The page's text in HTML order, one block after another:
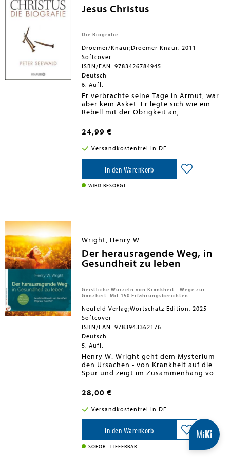
vorgetragen
Jesus Christus
Die Biografie
Droemer/Knaur;Droemer Knaur, 2011
Softcover
ISBN/EAN: 9783426784945
Deutsch
6. Aufl.
Er verbrachte seine Tage in Armut, war
aber kein Asket. Er legte sich wie ein
Rebell mit der Obrigkeit an,
weltliche Macht. Er besaß Wunderkräfte
und schien doch am Ende nicht einmal
in der Lage, der Folter zu entgehen.
Was fasziniert die Menschen bis heute
an Jesus Christus? Mit dieser Frage
begibt sich Bestsellerautor Peter
Seewald auf Spurensuche in Israel und
Palästina. Er spricht mit den Menschen
heutigen Weltbevölkerung glaubt, er sei
Mensch und Gott zugleich."Ein großes
Buch über Jesus Christus." Papst
Benedikt XVI.
24,99 €
Versandkostenfrei in DE
In den Warenkorb
WIRD BESORGT
Wright, Henry W.
Der herausragende Weg, in
Gesundheit zu leben
Geistliche Wurzeln von Krankheit - Wege zur
Ganzheit. Mit 150 Erfahrungsberichten
Neufeld Verlag;Wortschatz Edition, 2025
Softcover
ISBN/EAN: 9783943362176
Deutsch
5. Aufl.
Henry W. Wright geht dem Mysterium -
den Ursachen - von Krankheit auf die
Spur und zeigt im Zusammenhang von
Wege zu ganzheitlicher Gesundheit auf.
Tausende Menschen haben dadurch
bereits nachhaltig Besserung erlebt,
viele von ihnen waren lebensbedrohlich
krank oder galten als "unheilbar". Lesen
und entdecken Sie: - Warum gibt es
Krankheit? - Geistliche Wurzeln von
Krankheit - Krankheitsprävention -
28,00 €
Versandkostenfrei in DE
In den Warenkorb
SOFORT LIEFERBAR